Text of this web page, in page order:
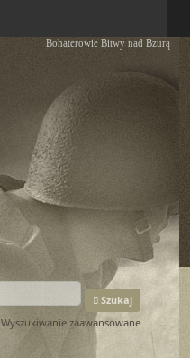
Bohaterowie Bitwy nad Bzurą
Szukaj
Wyszukiwanie zaawansowane